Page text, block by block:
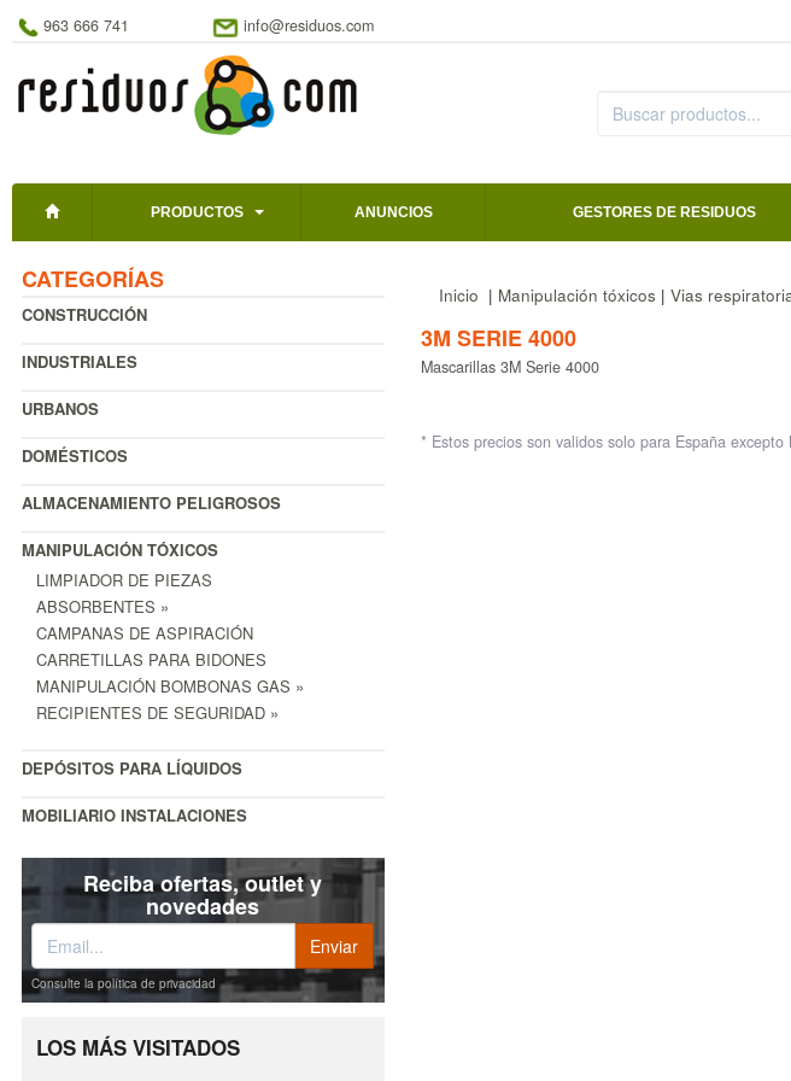
963 666 741 info@residuos.com
PRODUCTOS ANUNCIOS GESTORES DE RESIDUOS
CATEGORÍAS
CONSTRUCCIÓN
INDUSTRIALES
URBANOS
DOMÉSTICOS
ALMACENAMIENTO PELIGROSOS
MANIPULACIÓN TÓXICOS
LIMPIADOR DE PIEZAS
ABSORBENTES »
CAMPANAS DE ASPIRACIÓN
CARRETILLAS PARA BIDONES
MANIPULACIÓN BOMBONAS GAS »
RECIPIENTES DE SEGURIDAD »
DEPÓSITOS PARA LÍQUIDOS
MOBILIARIO INSTALACIONES
Reciba ofertas, outlet y
novedades
Consulte la política de privacidad
LOS MÁS VISITADOS
Inicio | Manipulación tóxicos | Vias
3M SERIE 4000
Mascarillas 3M Serie 4000
* Estos precios son validos solo para España